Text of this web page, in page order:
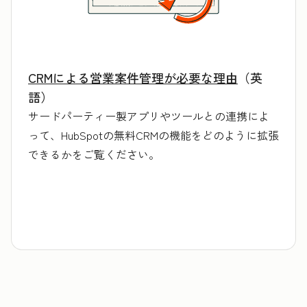
CRMによる営業案件管理が必要な理由 （英
語）
サードパーティー製アプリやツールとの連携によ
って、HubSpotの無料CRMの機能をどのように拡張
できるかをご覧ください。